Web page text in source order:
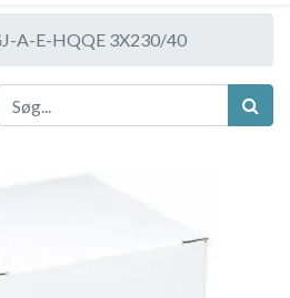
A-E-HQQE 3X230/40